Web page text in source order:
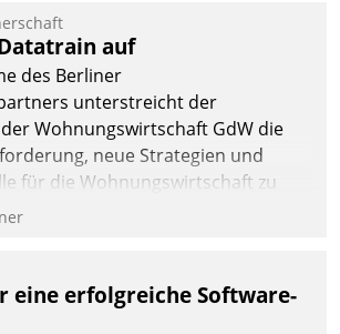
daher
Berliner Datatrain GmbH den
digitalisiert.
auf
des Berliner
unterstreicht der
Wohnungswirtschaft GdW die
neue Strategien und
für die Wohnungswirtschaft zu
eine erfolgreiche Software-